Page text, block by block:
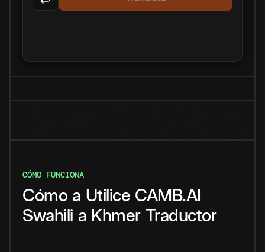
CÓMO FUNCIONA
Cómo a Utilice CAMB.AI
Swahili a Khmer Traductor